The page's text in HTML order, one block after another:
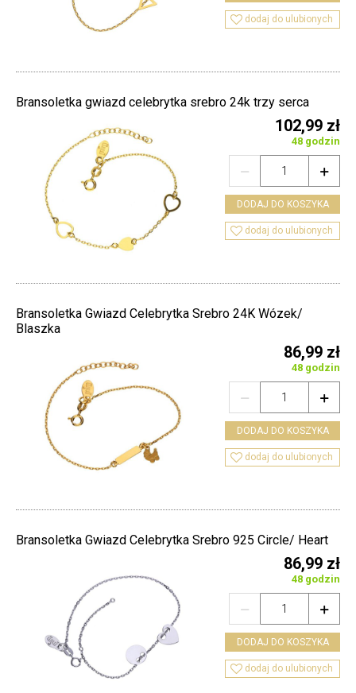
 dodaj do ulubionych
Bransoletka gwiazd celebrytka srebro 24k trzy serca
102,99 zł
48 godzin


DODAJ DO KOSZYKA
 dodaj do ulubionych
Bransoletka Gwiazd Celebrytka Srebro 24K Wózek/
Blaszka
86,99 zł
48 godzin


DODAJ DO KOSZYKA
 dodaj do ulubionych
Bransoletka Gwiazd Celebrytka Srebro 925 Circle/ Heart
86,99 zł
48 godzin


DODAJ DO KOSZYKA
 dodaj do ulubionych